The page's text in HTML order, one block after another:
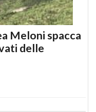
Meloni spacca
delle